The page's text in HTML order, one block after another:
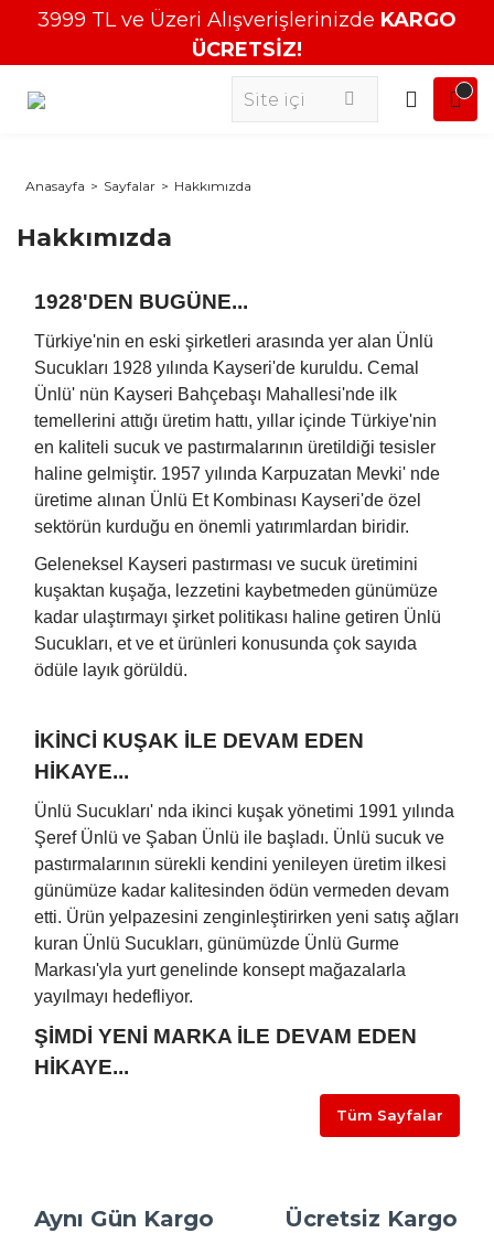
3999 TL ve Üzeri Alışverişlerinizde KARGO
ÜCRETSİZ!
Anasayfa Sayfalar Hakkımızda
Hakkımızda
1928'DEN BUGÜNE...
Türkiye'nin en eski şirketleri arasında yer alan Ünlü
Sucukları 1928 yılında Kayseri'de kuruldu. Cemal
Ünlü' nün Kayseri Bahçebaşı Mahallesi'nde ilk
temellerini attığı üretim hattı, yıllar içinde Türkiye'nin
en kaliteli sucuk ve pastırmalarının üretildiği tesisler
haline gelmiştir. 1957 yılında Karpuzatan Mevki' nde
üretime alınan Ünlü Et Kombinası Kayseri'de özel
sektörün kurduğu en önemli yatırımlardan biridir.
Geleneksel Kayseri pastırması ve sucuk üretimini
kuşaktan kuşağa, lezzetini kaybetmeden günümüze
kadar ulaştırmayı şirket politikası haline getiren Ünlü
Sucukları, et ve et ürünleri konusunda çok sayıda
ödüle layık görüldü.
İKİNCİ KUŞAK İLE DEVAM EDEN
HİKAYE...
Ünlü Sucukları' nda ikinci kuşak yönetimi 1991 yılında
Şeref Ünlü ve Şaban Ünlü ile başladı. Ünlü sucuk ve
pastırmalarının sürekli kendini yenileyen üretim ilkesi
günümüze kadar kalitesinden ödün vermeden devam
etti. Ürün yelpazesini zenginleştirirken yeni satış ağları
kuran Ünlü Sucukları, günümüzde Ünlü Gurme
Markası'yla yurt genelinde konsept mağazalarla
yayılmayı hedefliyor.
ŞİMDİ YENİ MARKA İLE DEVAM EDEN
HİKAYE...
Tüm Sayfalar
Aynı Gün Kargo Ücretsiz Kargo